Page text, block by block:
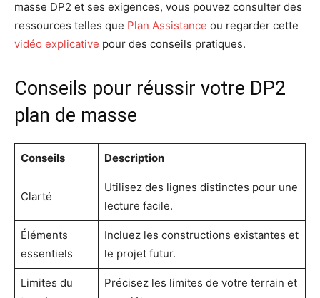
masse DP2 et ses exigences, vous pouvez consulter des
ressources telles que Plan Assistance ou regarder cette
vidéo explicative pour des conseils pratiques.
Conseils pour réussir votre DP2
plan de masse
Conseils Description
Clarté
Utilisez des lignes distinctes pour une
lecture facile.
Éléments
essentiels
Incluez les constructions existantes et
le projet futur.
Limites du
Précisez les limites de votre terrain et